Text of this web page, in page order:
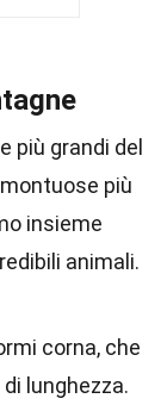
più grandi del
più
insieme
animali.
corna, che
lunghezza.